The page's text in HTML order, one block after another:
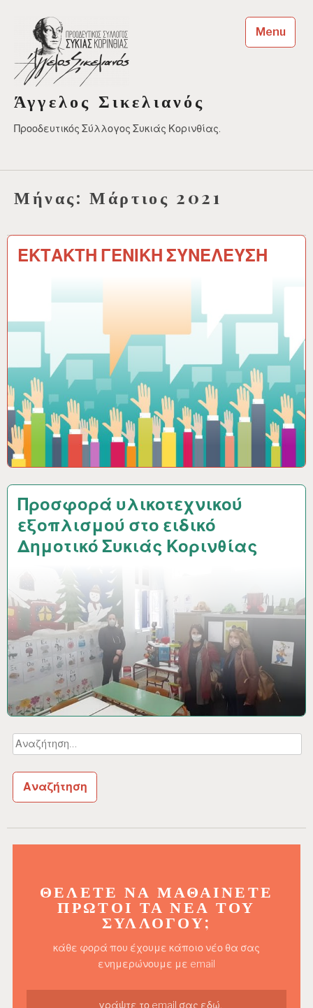
content
Άγγελος Σικελιανός
Προοδευτικός Σύλλογος Συκιάς Κορινθίας.
Menu
Μήνας:Μάρτιος 2021
ΕΚΤΑΚΤΗ ΓΕΝΙΚΗ ΣΥΝΕΛΕΥΣΗ
Προσφορά υλικοτεχνικού
εξοπλισμού στο ειδικό
Δημοτικό Συκιάς Κορινθίας
Αναζήτηση
για:
ΘΈΛΕΤΕ ΝΑ ΜΑΘΑΊΝΕΤΕ
ΠΡΏΤΟΙ ΤΑ ΝΈΑ ΤΟΥ
ΣΥΛΛΌΓΟΥ;
κάθε φορά που έχουμε κάποιο νέο θα σας
ενημερώνουμε με email